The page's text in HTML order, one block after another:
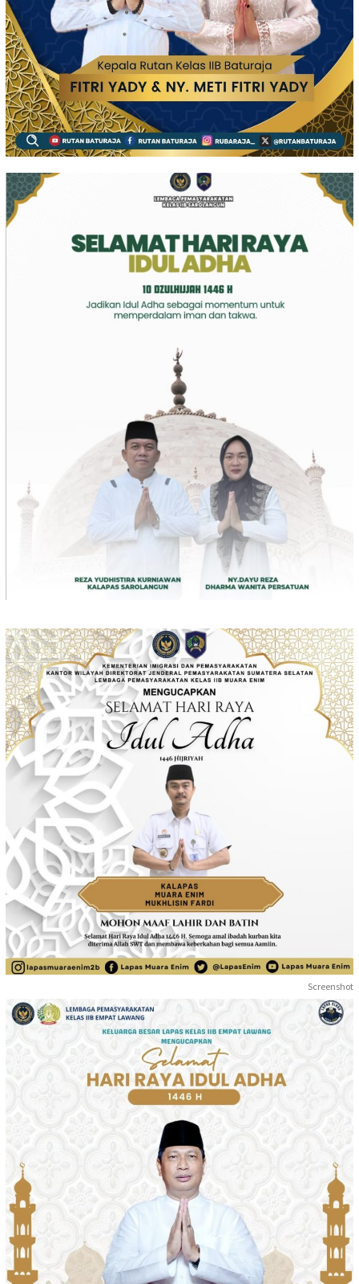
Screenshot